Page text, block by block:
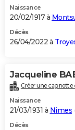
Naissance
20/02/1917 à
Décès
26/04/2022 à
Jacqueline
Créer une cagnotte
Naissance
21/03/1931 à Nîmes
Décès